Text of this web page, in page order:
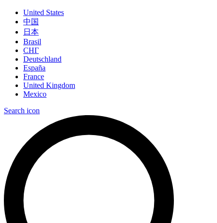
United States
中国
日本
Brasil
СНГ
Deutschland
España
France
United Kingdom
Mexico
Search icon